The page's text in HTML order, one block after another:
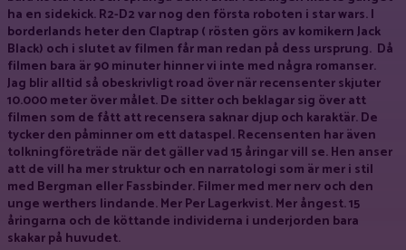
ha en sidekick. R2-D2 var nog den första roboten i star wars. I
borderlands heter den Claptrap ( rösten görs av komikern Jack
Black) och i slutet av filmen får man redan på dess ursprung. Då
filmen bara är 90 minuter hinner vi inte med några romanser.
Jag blir alltid så obeskrivligt road över när recensenter skjuter
10.000 meter över målet. De sitter och beklagar sig över att
filmen som de fått att recensera saknar djup och karaktär. De
tycker den påminner om ett dataspel. Recensenten har även
tolkningföreträde när det gäller vad 15 åringar vill se. Hen anser
att de vill ha mer struktur och en narratologi som är mer i stil
med Bergman eller Fassbinder. Filmer med mer nerv och den
unge werthers lindande. Mer Per Lagerkvist. Mer ångest. 15
åringarna och de köttande individerna i underjorden bara
skakar på huvudet.